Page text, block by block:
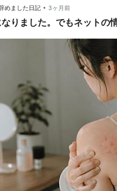
めました日記 • 3ヶ月前
りました。でもネットの